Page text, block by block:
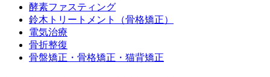
酵素ファスティング
鈴木トリートメント（骨格矯正）
電気治療
骨折整復
骨盤矯正・骨格矯正・猫背矯正